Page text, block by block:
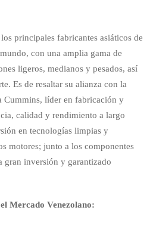
principales fabricantes asiáticos de
con una amplia gama de
ligeros, medianos y pesados, así
Es de resaltar su alianza con la
Cummins, líder en fabricación y
calidad y rendimiento a largo
en tecnologías limpias y
motores; junto a los componentes
gran inversión y garantizado
Mercado Venezolano: